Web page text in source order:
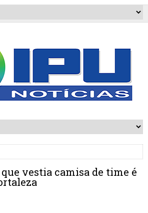
vestia camisa de time é